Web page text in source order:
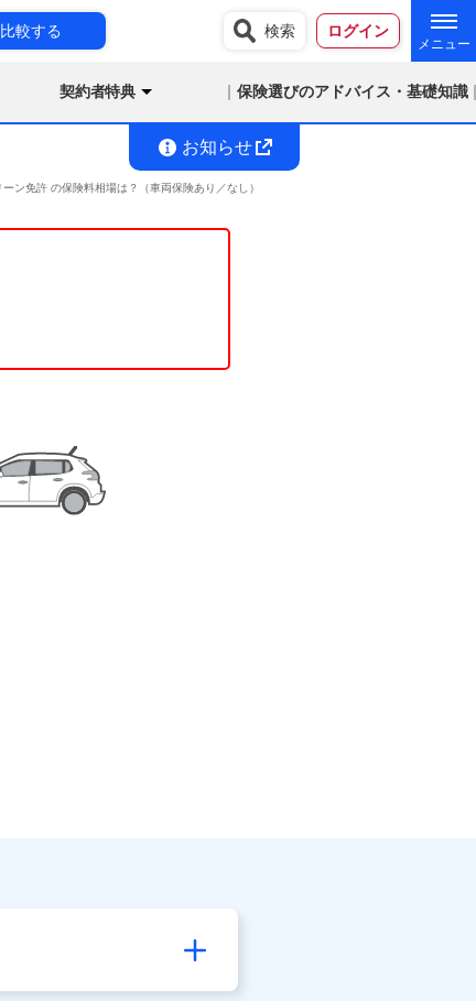
較する 検索 ログイン
契約者特典 保険選びのアドバイス・基礎知識
お知らせ
ン免許 の保険料相場は？（車両保険あり／なし）